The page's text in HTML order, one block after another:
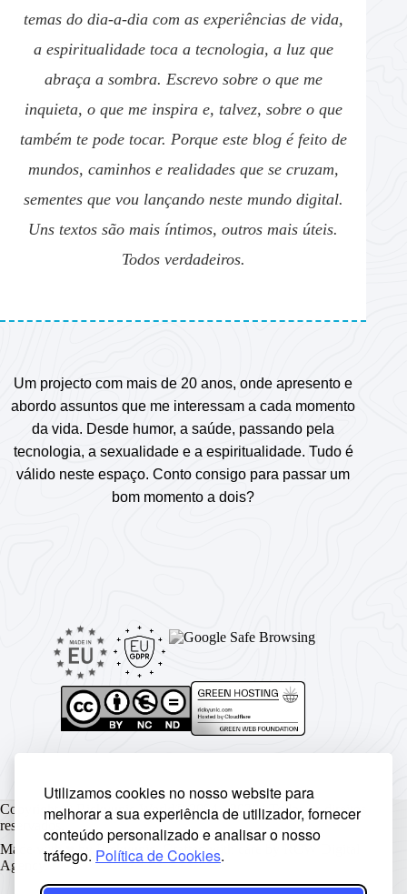
Utilizamos cookies no nosso website para
melhorar a sua experiência de utilizador, fornecer
conteúdo personalizado e analisar o nosso
tráfego. Política de Cookies.
temas do dia-a-dia com as experiências de vida,
a espiritualidade toca a tecnologia, a luz que
abraça a sombra. Escrevo sobre o que me
inquieta, o que me inspira e, talvez, sobre o que
também te pode tocar. Porque este blog é feito de
mundos, caminhos e realidades que se cruzam,
sementes que vou lançando neste mundo digital.
Uns textos são mais íntimos, outros mais úteis.
Todos verdadeiros.
Um projecto com mais de 20 anos, onde apresento e
abordo assuntos que me interessam a cada momento
da vida. Desde humor, a saúde, passando pela
tecnologia, a sexualidade e a espiritualidade. Tudo é
válido neste espaço. Conto consigo para passar um
bom momento a dois?
Copyright © Rickyunic World® 2004 - 2026 | Todos os direitos
reservados.
Made with ♥ by Rickyunic . Crafted with care by
Agency .